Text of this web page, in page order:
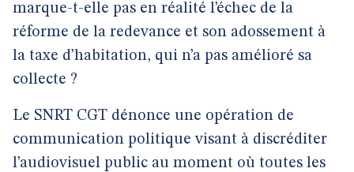
marque-t-elle pas en réalité l’échec de la
réforme de la redevance et son adossement à
la taxe d’habitation, qui n’a pas amélioré sa
collecte ?
Le SNRT CGT dénonce une opération de
communication politique visant à discréditer
l’audiovisuel public au moment où toutes les